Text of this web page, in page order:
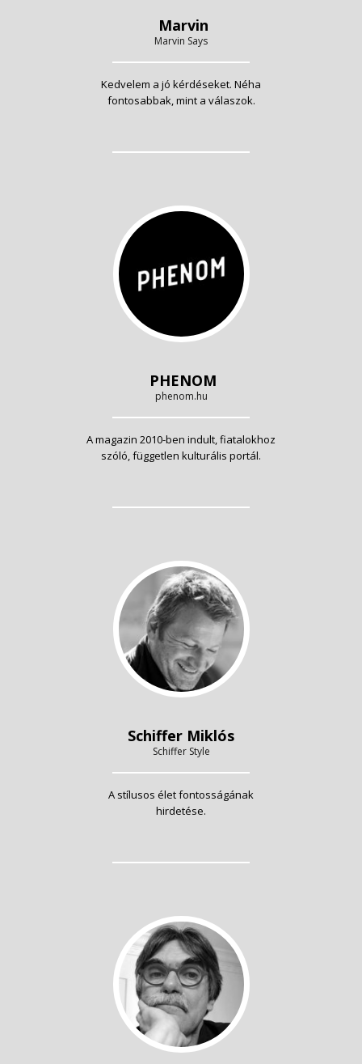
Marvin
Marvin Says
Kedvelem a jó kérdéseket. Néha
fontosabbak, mint a válaszok.
PHENOM
phenom.hu
A magazin 2010-ben indult, fiatalokhoz
szóló, független kulturális portál.
Schiffer Miklós
Schiffer Style
A stílusos élet fontosságának
hirdetése.